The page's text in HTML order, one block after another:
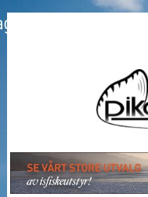
Hopp
til
Hopp
til
Hopp
til